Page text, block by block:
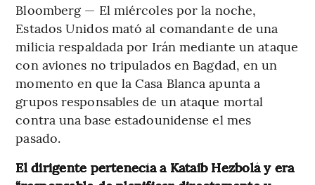
Bloomberg — El miércoles por la noche,
Estados Unidos mató al comandante de una
milicia respaldada por Irán mediante un ataque
con aviones no tripulados en Bagdad, en un
momento en que la Casa Blanca apunta a
grupos responsables de un ataque mortal
contra una base estadounidense el mes
pasado.
El dirigente pertenecía a Kataib Hezbolá y era